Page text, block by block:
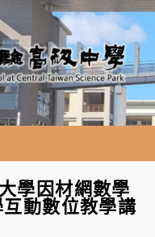
學因材網數學
動數位教學講